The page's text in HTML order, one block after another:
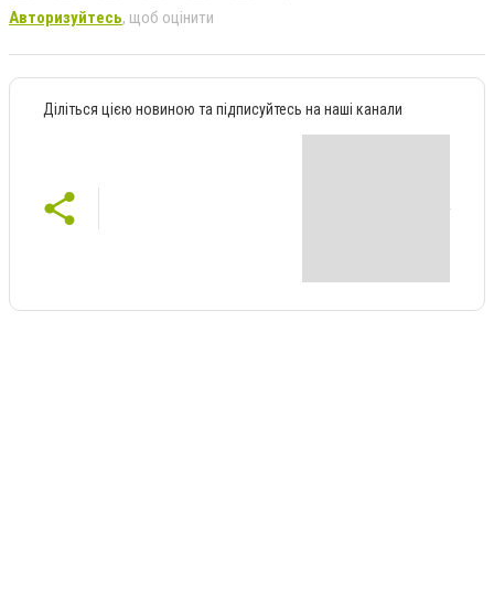
Авторизуйтесь, щоб оцінити
Діліться цією новиною та підписуйтесь на наші канали